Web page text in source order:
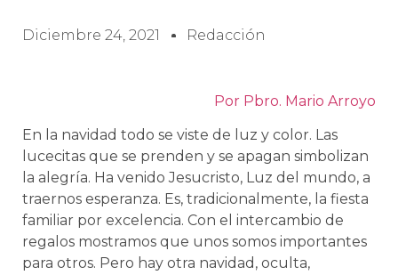
Diciembre 24, 2021 Redacción
Por Pbro. Mario Arroyo
En la navidad todo se viste de luz y color. Las
lucecitas que se prenden y se apagan simbolizan
la alegría. Ha venido Jesucristo, Luz del mundo, a
traernos esperanza. Es, tradicionalmente, la fiesta
familiar por excelencia. Con el intercambio de
regalos mostramos que unos somos importantes
para otros. Pero hay otra navidad, oculta,